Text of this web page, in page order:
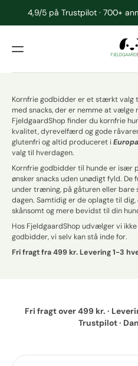
4,9/5 på Trustpilot · 700+
Kornfrie godbidder er et stærkt valg
med snacks, der er nemme at vælge
FjeldgaardShop finder du kornfrie
kvalitet, dyrevelfærd og gode
glutenfri og altid produceret i Europa
valg til hverdagen.
Kornfrie godbidder til hunde er især
ønsker snacks uden unødigt fyld. De
under træning, på gåturen eller bare
dagen. Samtidig er de oplagte til
skånsomt og mere bevidst til din
Hos FjeldgaardShop udvælger vi
godbidder, vi selv kan stå inde for.
Fri fragt fra 499 kr. Levering 1-3
Fri fragt over 499 kr. ·
Trustpilot ·